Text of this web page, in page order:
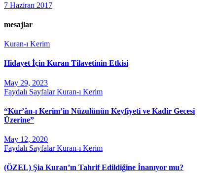
7 Haziran 2017
mesajlar
Kuran-ı Kerim
Hidayet İçin Kuran Tilavetinin Etkisi
May 29, 2023
Faydalı SayfalarKuran-ı Kerim
“Kur’ân-ı Kerim’in Nüzulünün Keyfiyeti ve Kadir Gecesi
Üzerine”
May 12, 2020
Faydalı SayfalarKuran-ı Kerim
(ÖZEL) Şia Kuran’ın Tahrif Edildiğine İnanıyor mu?